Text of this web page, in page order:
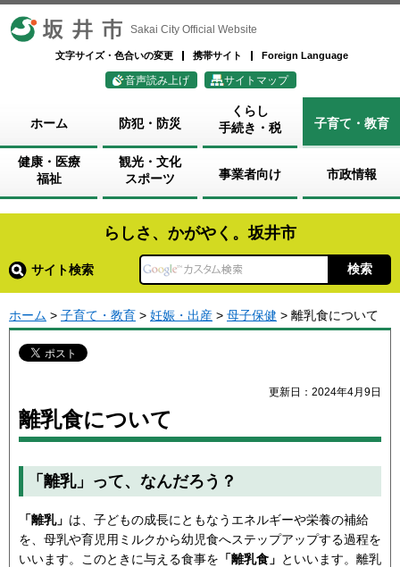
坂井市 Sakai City Official Website
文字サイズ・色合いの変更 携帯サイト Foreign Language
音声読み上げ サイトマップ
ホーム 防犯・防災
くらし
手続き・税
子育て・教育
健康・医療
福祉
観光・文化
スポーツ
事業者向け 市政情報
らしさ、かがやく。坂井市
サイト検索
ホーム > 子育て・教育 > 妊娠・出産 > 母子保健 > 離乳食について
更新日：2024年4月9日
離乳食について
「離乳」って、なんだろう？
「離乳」 は、子どもの成長にともなうエネルギーや栄養の補給
を、母乳や育児用ミルクから幼児食へステップアップする過程を
いいます。このときに与える食事を 「離乳食」 といいます。離乳